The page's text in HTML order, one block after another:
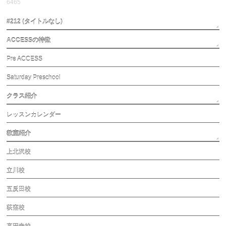
6465
#212 (タイトルなし)
ACCESSの特徴
Pre ACCESS
Saturday Preschool
クラス紹介
レッスンカレンダー
教室紹介
上北沢校
立川校
五反田校
荻窪校